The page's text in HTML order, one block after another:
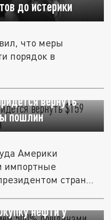
до истерики
что меры
порядок в
вернуть
пошлин
Америки
импортные
страны
500%
нефти у